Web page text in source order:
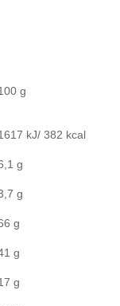
g
kJ/ 382 kcal
g
g
g
g
g